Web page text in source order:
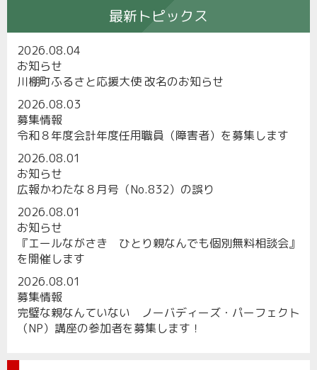
最新トピックス
2026.08.04
お知らせ
川棚町ふるさと応援大使 改名のお知らせ
2026.08.03
募集情報
令和８年度会計年度任用職員（障害者）を募集します
2026.08.01
お知らせ
広報かわたな８月号（No.832）の誤り
2026.08.01
お知らせ
『エールながさき ひとり親なんでも個別無料相談会』
を開催します
2026.08.01
募集情報
完璧な親なんていない ノーバディーズ・パーフェクト
（NP）講座の参加者を募集します！